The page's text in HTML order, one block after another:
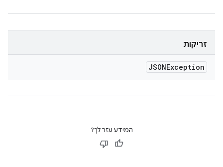
זריקות
JSONException
המידע עזר לך?